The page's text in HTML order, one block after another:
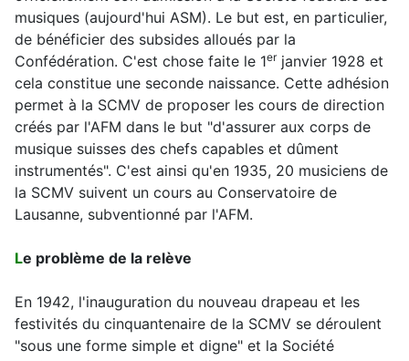
musiques (aujourd'hui ASM). Le but est, en particulier,
de bénéficier des subsides alloués par la
Confédération. C'est chose faite le 1erjanvier 1928 et
cela constitue une seconde naissance. Cette adhésion
permet à la SCMV de proposer les cours de direction
créés par l'AFM dans le but "d'assurer aux corps de
musique suisses des chefs capables et dûment
instrumentés". C'est ainsi qu'en 1935, 20 musiciens de
la SCMV suivent un cours au Conservatoire de
Lausanne, subventionné par l'AFM.
Le problème de la relève
En 1942, l'inauguration du nouveau drapeau et les
festivités du cinquantenaire de la SCMV se déroulent
"sous une forme simple et digne" et la Société